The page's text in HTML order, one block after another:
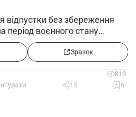
відпустки без збереження
період воєнного стану
Зразок
813
15 6